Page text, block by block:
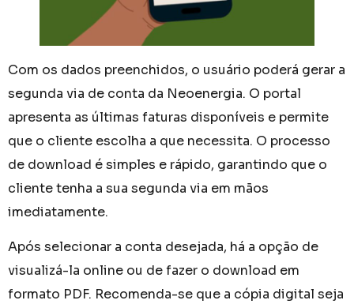
Com os dados preenchidos, o usuário poderá gerar a
segunda via de conta da Neoenergia. O portal
apresenta as últimas faturas disponíveis e permite
que o cliente escolha a que necessita. O processo
de download é simples e rápido, garantindo que o
cliente tenha a sua segunda via em mãos
imediatamente.
Após selecionar a conta desejada, há a opção de
visualizá-la online ou de fazer o download em
formato PDF. Recomenda-se que a cópia digital seja